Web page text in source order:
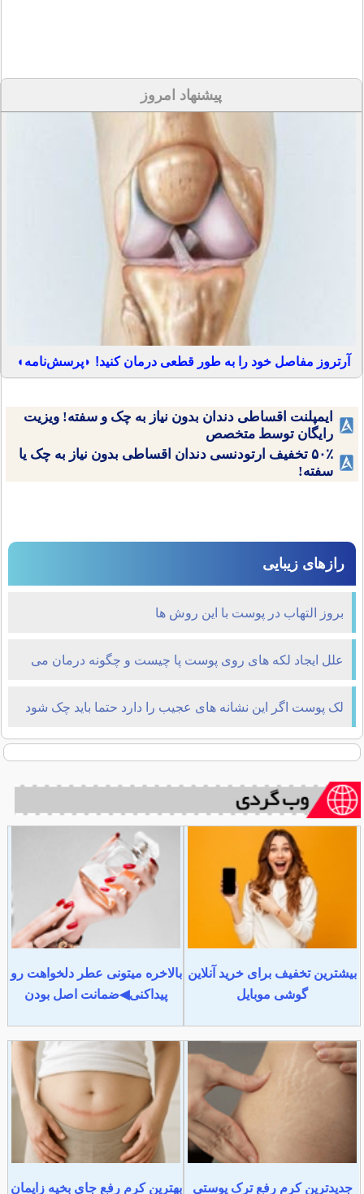
پیشنهاد امروز
آرتروز مفاصل خود را به طور قطعی درمان کنید! ◗پرسش‌نامه◖
ایمپلنت اقساطی دندان بدون نیاز به چک و سفته! ویزیت
رایگان توسط متخصص
۵۰٪ تخفیف ارتودنسی دندان اقساطی بدون نیاز به چک یا
سفته!
رازهای زیبایی
بروز التهاب در پوست با این روش ها
علل ایجاد لکه های روی پوست پا چیست و چگونه درمان می
لک پوست اگر این نشانه های عجیب را دارد حتما باید چک شود
بیشترین تخفیف برای خرید آنلاین
گوشی موبایل
بالاخره میتونی عطر دلخواهت رو
پیداکنی◀ضمانت اصل بودن
جدیدترین کرم رفع ترک پوستی بهترین کرم رفع جای بخیه زایمان